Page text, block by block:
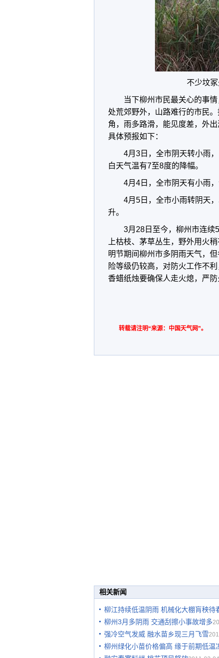
不少坟
当下柳州市民最关心的事
处荒郊野外，山路难行的市民
角，雨多路滑，能见度差，外
具体预报如下：
4月3日，全市阴天转小雨
白天气温有7至8度的降幅。
4月4日，全市阴天有小雨
4月5日，全市小雨转阴天
升。
3月28日至今，柳州市连续
上枯枝、茅草丛生，野外用火
明节期间柳州市多阴雨天气，
险等级仍较高，对防火工作不
香蜡纸烛要确保人走火熄，严
转载请注明“来源：中国天气网”。
相关新闻
柳江持续低温阴雨 机械化大棚肓秧待
柳州3月多阴雨 交通刮擦小事故增多
强冷空气发威 融水苗乡现三月飞雪
柳州绿化小苗价格偏高 缘于前期低温